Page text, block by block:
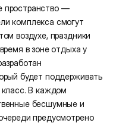
пространство —
комплекса смогут
воздухе, праздники
в зоне отдыха у
будет поддерживать
класс. В каждом
бесшумные и
предусмотрено